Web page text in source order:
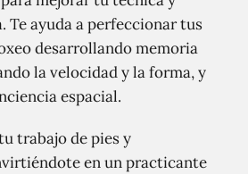
Te ayuda a perfeccionar tus
desarrollando memoria
la velocidad y la forma, y
espacial.
trabajo de pies y
en un practicante